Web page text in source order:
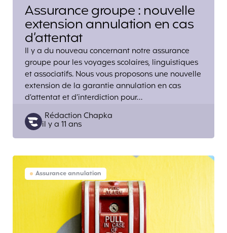
Assurance groupe : nouvelle
extension annulation en cas
d’attentat
Il y a du nouveau concernant notre assurance
groupe pour les voyages scolaires, linguistiques
et associatifs. Nous vous proposons une nouvelle
extension de la garantie annulation en cas
d’attentat et d’interdiction pour…
Posted
by
Rédaction Chapka
il y a 11 ans
Assurance annulation